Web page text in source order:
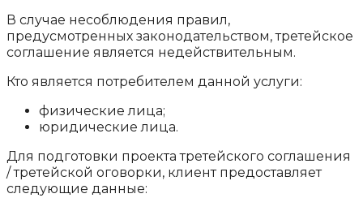
В случае несоблюдения правил,
предусмотренных законодательством, третейское
соглашение является недействительным.
Кто является потребителем данной услуги:
физические лица;
юридические лица.
Для подготовки проекта третейского соглашения
/ третейской оговорки, клиент предоставляет
следующие данные: